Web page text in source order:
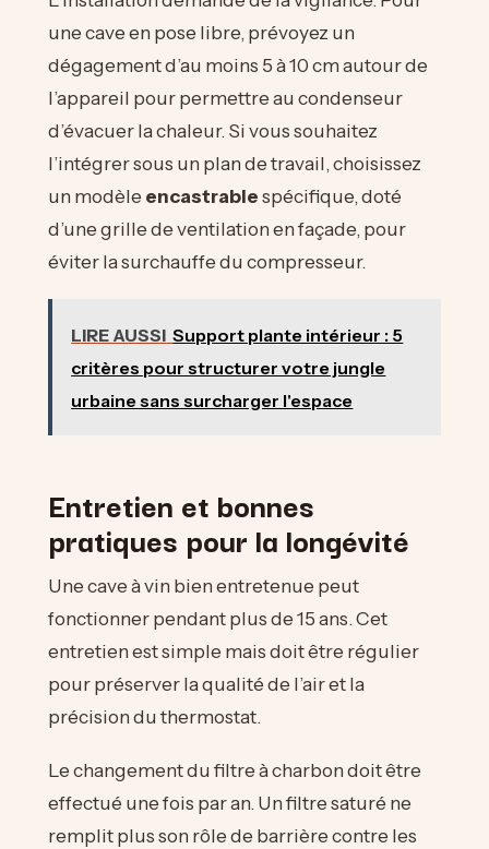
une cave en pose libre, prévoyez un
dégagement d’au moins 5 à 10 cm autour de
l’appareil pour permettre au condenseur
d’évacuer la chaleur. Si vous souhaitez
l’intégrer sous un plan de travail, choisissez
un modèle encastrablespécifique, doté
d’une grille de ventilation en façade, pour
éviter la surchauffe du compresseur.
LIRE AUSSI Support plante intérieur : 5
critères pour structurer votre jungle
urbaine sans surcharger l'espace
Entretien et bonnes
pratiques pour la longévité
Une cave à vin bien entretenue peut
fonctionner pendant plus de 15 ans. Cet
entretien est simple mais doit être régulier
pour préserver la qualité de l’air et la
précision du thermostat.
Le changement du filtre à charbon doit être
effectué une fois par an. Un filtre saturé ne
remplit plus son rôle de barrière contre les